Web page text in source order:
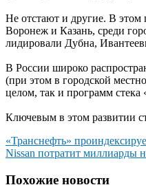
Не отстают и другие. В этом
Воронеж и Казань, среди
лидировали Дубна,
В России широко
(при этом в городской
целом, так и программ
Ключевым в этом развитии
Навигация
по
записям
«Транснефть»
Nissan потратит миллиарды
Похожие новости